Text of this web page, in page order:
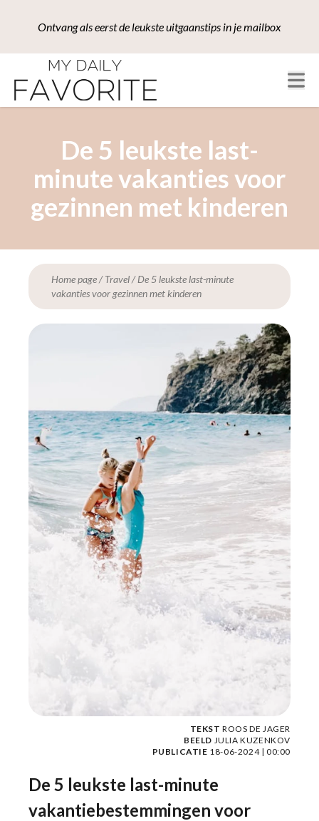
Ontvang als eerst de leukste uitgaanstips in je mailbox
De 5 leukste last-
minute vakanties voor
gezinnen met kinderen
Home page/Travel/De 5 leukste last-minute
vakanties voor gezinnen met kinderen
TEKSTROOS DE JAGER
BEELD JULIA KUZENKOV
PUBLICATIE 18-06-2024 | 00:00
De 5 leukste last-minute
vakantiebestemmingen voor